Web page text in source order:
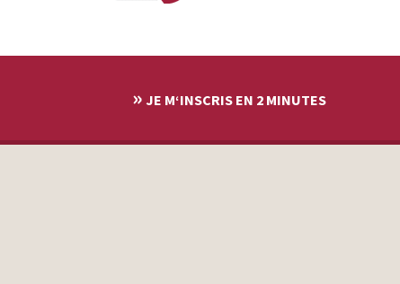
» JE M‘INSCRIS EN 2 MINUTES